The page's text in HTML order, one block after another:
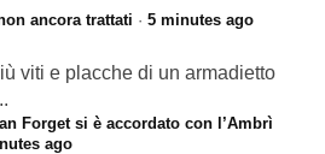
ancora trattati · 5 minutes ago
viti e placche di un armadietto
Forget si è accordato con l’Ambrì
ago